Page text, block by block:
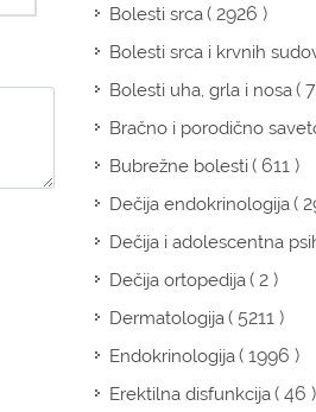
Bolesti srca( 2926 )
Bolesti srca i krvnih
Bolesti uha, grla i nosa(
Bračno i porodično
Bubrežne bolesti( 611 )
Dečija endokrinologija(
Dečija i adolescentna
Dečija ortopedija( 2 )
Dermatologija( 5211 )
Endokrinologija( 1996 )
Erektilna disfunkcija( 46 )